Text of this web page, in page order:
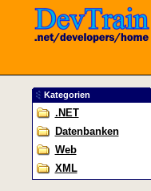
Kategorien
.NET
Datenbanken
Web
XML